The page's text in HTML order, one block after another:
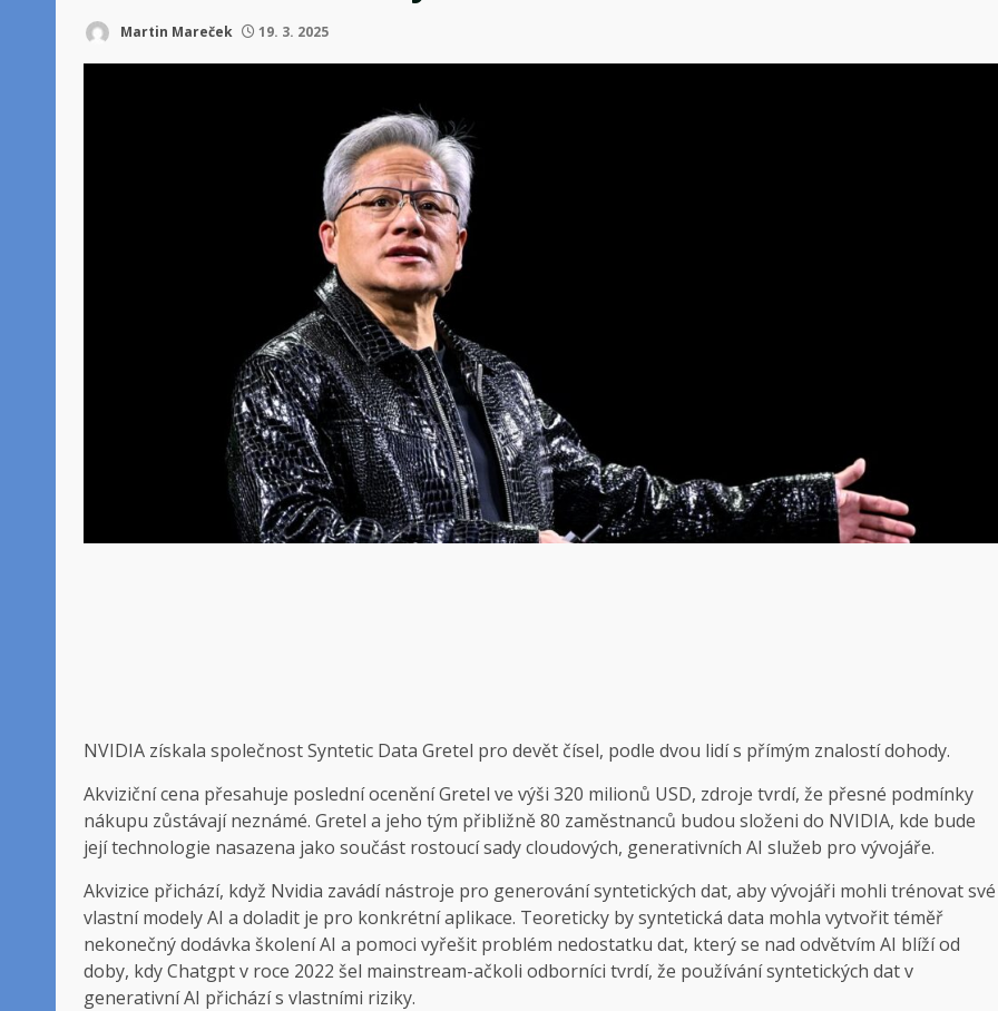
Martin Mareček 19. 3. 2025
NVIDIA získala společnost Syntetic Data Gretel pro devět čísel, podle dvou lidí s přímým znalostí dohody.
Akviziční cena přesahuje poslední ocenění Gretel ve výši 320 milionů USD, zdroje tvrdí, že přesné podmínky
nákupu zůstávají neznámé. Gretel a jeho tým přibližně 80 zaměstnanců budou složeni do NVIDIA, kde bude
její technologie nasazena jako součást rostoucí sady cloudových, generativních AI služeb pro vývojáře.
Akvizice přichází, když Nvidia zavádí nástroje pro generování syntetických dat, aby vývojáři mohli trénovat své
vlastní modely AI a doladit je pro konkrétní aplikace. Teoreticky by syntetická data mohla vytvořit téměř
nekonečný dodávka školení AI a pomoci vyřešit problém nedostatku dat, který se nad odvětvím AI blíží od
doby, kdy Chatgpt v roce 2022 šel mainstream-ačkoli odborníci tvrdí, že používání syntetických dat v
generativní AI přichází s vlastními riziky.